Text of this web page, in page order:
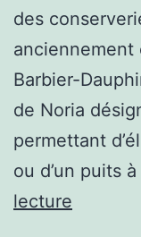
des
anciennement
Barbier-
de Noria
permettant
ou d’un puits
lecture